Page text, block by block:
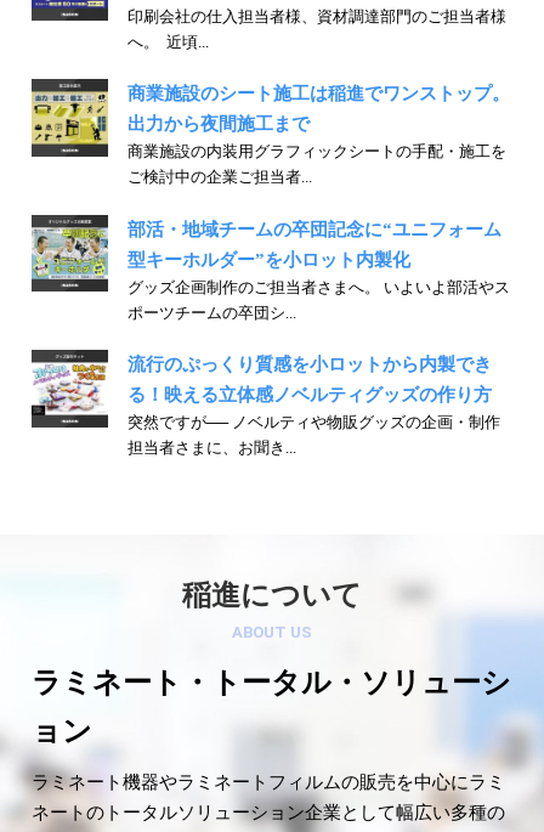
印刷会社の仕入担当者様、資材調達部門のご担当者様
へ。 近頃...
商業施設のシート施工は稲進でワンストップ。
出力から夜間施工まで
商業施設の内装用グラフィックシートの手配・施工を
ご検討中の企業ご担当者...
部活・地域チームの卒団記念に“ユニフォーム
型キーホルダー”を小ロット内製化
グッズ企画制作のご担当者さまへ。 いよいよ部活やス
ポーツチームの卒団シ...
流行のぷっくり質感を小ロットから内製でき
る！映える立体感ノベルティグッズの作り方
突然ですが── ノベルティや物販グッズの企画・制作
担当者さまに、お聞き...
稲進について
ABOUT US
ラミネート・トータル・ソリューシ
ョン
ラミネート機器やラミネートフィルムの販売を中心にラミ
ネートのトータルソリューション企業として幅広い多種の